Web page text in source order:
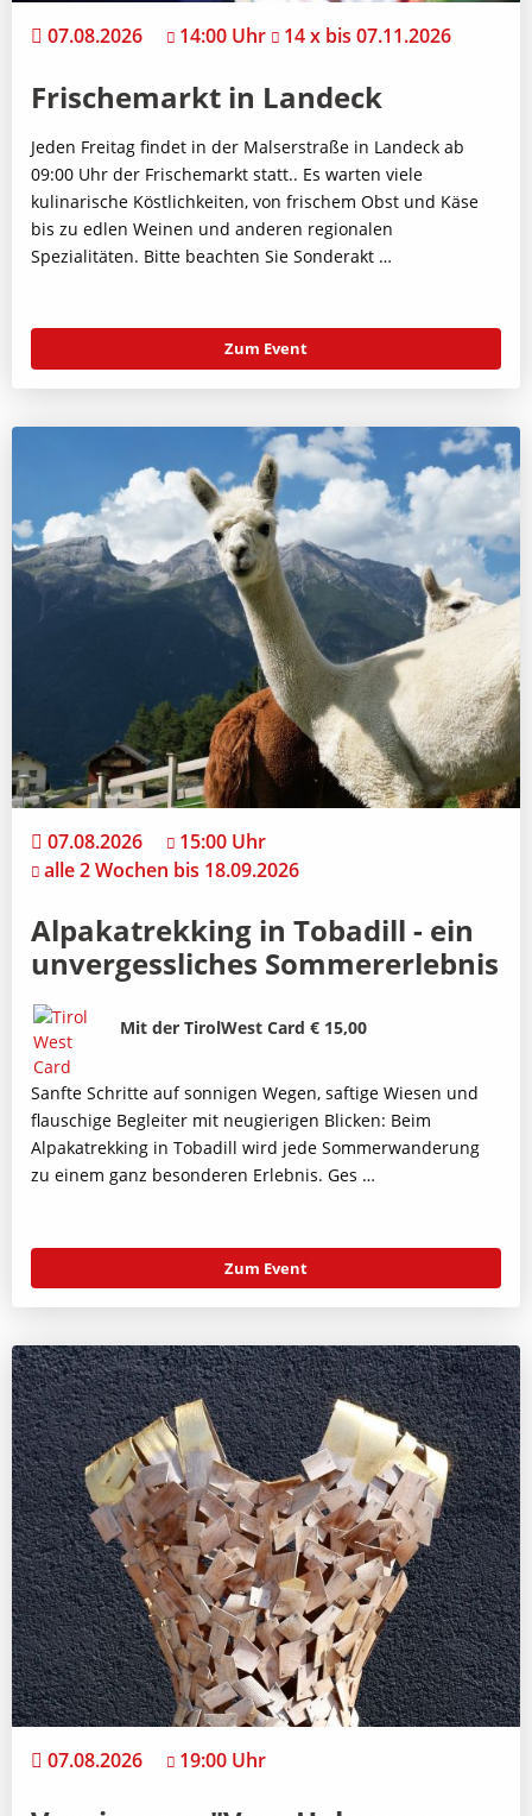
07.08.2026 14:00 Uhr 14 x bis 07.11.2026
Frischemarkt in Landeck
Jeden Freitag findet in der Malserstraße in Landeck ab
09:00 Uhr der Frischemarkt statt.. Es warten viele
kulinarische Köstlichkeiten, von frischem Obst und Käse
bis zu edlen Weinen und anderen regionalen
Spezialitäten. Bitte beachten Sie Sonderakt …
Zum Event
07.08.2026
15:00 Uhr
alle 2 Wochen bis 18.09.2026
Alpakatrekking in Tobadill - ein
unvergessliches Sommererlebnis
Bild
Beschreibung
Mit der TirolWest Card € 15,00
Sanfte Schritte auf sonnigen Wegen, saftige Wiesen und
flauschige Begleiter mit neugierigen Blicken: Beim
Alpakatrekking in Tobadill wird jede Sommerwanderung
zu einem ganz besonderen Erlebnis. Ges …
Zum Event
07.08.2026 19:00 Uhr